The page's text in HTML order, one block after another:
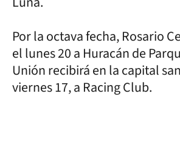
Por la octava fecha, Rosario
el lunes 20 a Huracán de
Unión recibirá en la capital
viernes 17, a Racing Club.